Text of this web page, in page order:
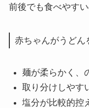
前後でも食べやすい
赤ちゃんがうどん
麺が柔らかく、
取り分けしやす
塩分が比較的控